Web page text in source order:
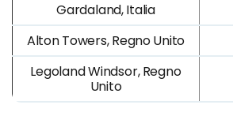
Gardaland, Italia
Alton Towers, Regno Unito
Legoland Windsor, Regno
Unito